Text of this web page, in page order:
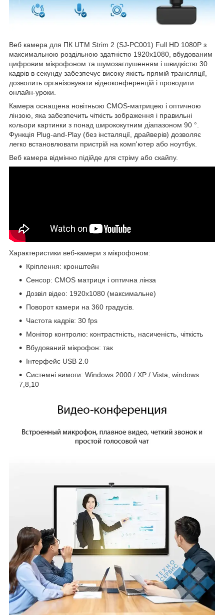
Веб камера для ПК UTM Strim 2 (SJ-PC001) Full HD 1080P з
максимальною роздільною здатністю 1920х1080, вбудованим
цифровим мікрофоном та шумозаглушенням і швидкістю 30
кадрів в секунду забезпечує високу якість прямій трансляції,
дозволить організовувати відеоконференцій і проводити
онлайн-уроки.
Камера оснащена новітньою СМОЅ-матрицею і оптичною
лінзою, яка забезпечить чіткість зображення і правильні
кольори картинки з понад ширококутним діапазоном 90 °.
Функція Plug-and-Play (без інсталяції, драйверів) дозволяє
легко встановлювати пристрій на комп'ютер або ноутбук.
Веб камера відмінно підійде для стріму або скайпу.
Характеристики веб-камери з мікрофоном:
Кріплення: кронштейн
Сенсор: CMOS матриця і оптична лінза
Дозвіл відео: 1920x1080 (максимальне)
Поворот камери на 360 градусів.
Частота кадрів: 30 fps
Монітор контролю: контрастність, насиченість, чіткість
Вбудований мікрофон: так
Інтерфейс USB 2.0
Системні вимоги: Windows 2000 / XP / Vista, windows
7,8,10